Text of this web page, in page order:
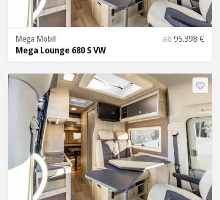
Mega Mobil ab 95.398 €
Mega Lounge 680 S VW